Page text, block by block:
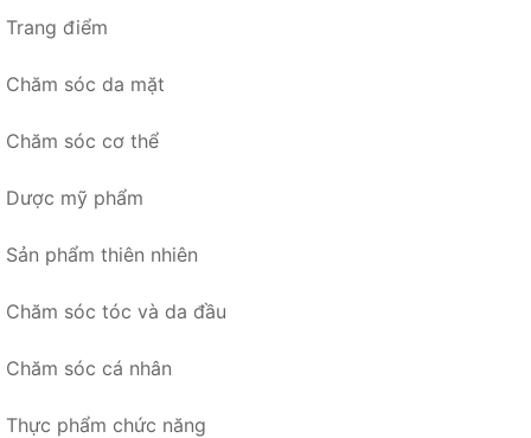
Trang điểm
Chăm sóc da mặt
Chăm sóc cơ thể
Dược mỹ phẩm
Sản phẩm thiên nhiên
Chăm sóc tóc và da đầu
Chăm sóc cá nhân
Thực phẩm chức năng